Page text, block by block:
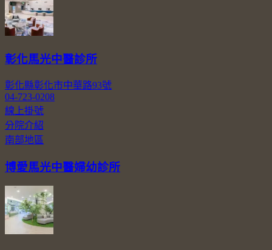
彰化馬光中醫診所
彰化縣彰化市中華路93號
04-723-0208
線上掛號
分院介紹
南部地區
博愛馬光中醫婦幼診所